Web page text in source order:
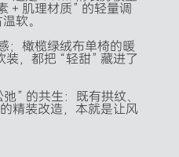
+ 肌理材质” 的轻量调
软。
；橄榄绿绒布单椅的暖
，都把 “轻甜” 藏进了
” 的共生：既有拱纹、
精装改造，本就是让风